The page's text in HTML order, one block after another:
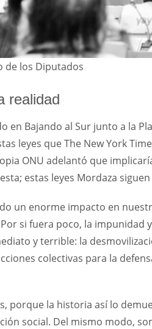
de los Diputados
realidad
en Bajando al Sur junto a la
leyes que The New York
ONU adelantó que
estas leyes Mordaza
un enorme impacto en
si fuera poco, la impunidad
y terrible: la
colectivas para la
porque la historia así lo
social. Del mismo modo,